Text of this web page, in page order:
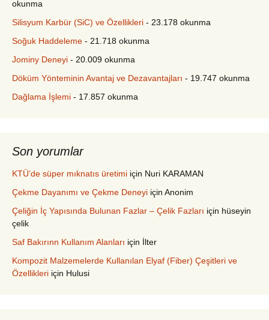
okunma
Silisyum Karbür (SiC) ve Özellikleri - 23.178 okunma
Soğuk Haddeleme - 21.718 okunma
Jominy Deneyi - 20.009 okunma
Döküm Yönteminin Avantaj ve Dezavantajları - 19.747 okunma
Dağlama İşlemi - 17.857 okunma
Son yorumlar
KTÜ’de süper mıknatıs üretimi için Nuri KARAMAN
Çekme Dayanımı ve Çekme Deneyi için Anonim
Çeliğin İç Yapısında Bulunan Fazlar – Çelik Fazları için hüseyin
çelik
Saf Bakırınn Kullanım Alanları için İlter
Kompozit Malzemelerde Kullanılan Elyaf (Fiber) Çeşitleri ve
Özellikleri için Hulusi